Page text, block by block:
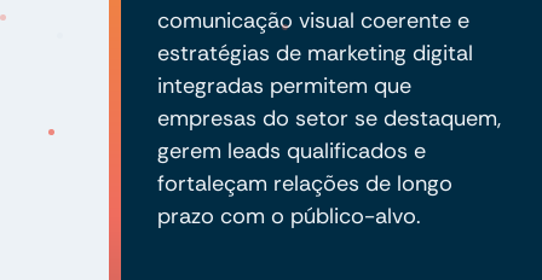
comunicação visual coerente e
estratégias de marketing digital
integradas permitem que
empresas do setor se destaquem,
gerem leads qualificados e
fortaleçam relações de longo
prazo com o público-alvo.